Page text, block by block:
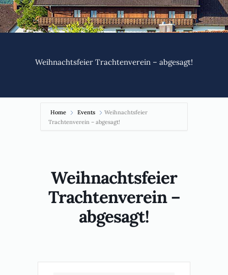
Weihnachtsfeier Trachtenverein – abgesagt!
Home Events
Weihnachtsfeier
Trachtenverein – abgesagt!
Weihnachtsfeier
Trachtenverein –
abgesagt!